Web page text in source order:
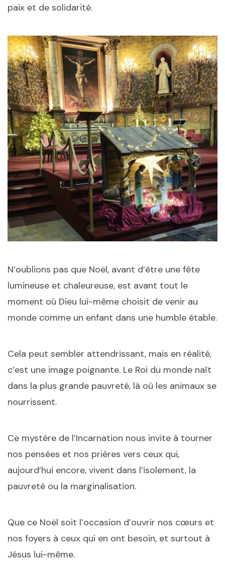
paix et de solidarité.
N’oublions pas que Noël, avant d’être une fête
lumineuse et chaleureuse, est avant tout le
moment où Dieu lui-même choisit de venir au
monde comme un enfant dans une humble étable.
Cela peut sembler attendrissant, mais en réalité,
c’est une image poignante. Le Roi du monde naît
dans la plus grande pauvreté, là où les animaux se
nourrissent.
Ce mystère de l’Incarnation nous invite à tourner
nos pensées et nos prières vers ceux qui,
aujourd’hui encore, vivent dans l’isolement, la
pauvreté ou la marginalisation.
Que ce Noël soit l’occasion d’ouvrir nos cœurs et
nos foyers à ceux qui en ont besoin, et surtout à
Jésus lui-même.